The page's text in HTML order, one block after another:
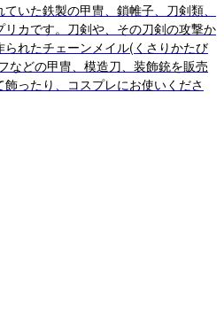
いた鉄製の甲冑、鎖帷子、刀剣類、
カです。刀剣や、その刀剣の攻撃か
れたチェーンメイル(くさりかたび
などの甲冑、模造刀、装飾銃を販売
ったり、コスプレにお使いくださ